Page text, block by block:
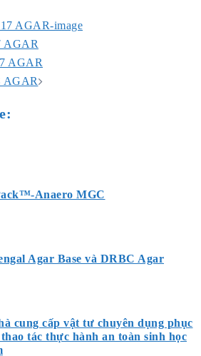
AGAR
AGAR
AGAR
Anaero MGC
Agar Base và DRBC Agar
cung cấp vật tư chuyên dụng phục
tác thực hành an toàn sinh học